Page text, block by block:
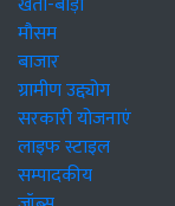
मौसम
बाजार
ग्रामीण उद्द्योग
सरकारी योजनाएं
लाइफ स्टाइल
सम्पादकीय